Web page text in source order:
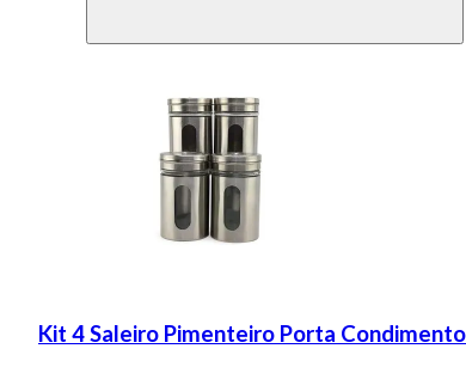
Kit 4 Saleiro Pimenteiro Porta